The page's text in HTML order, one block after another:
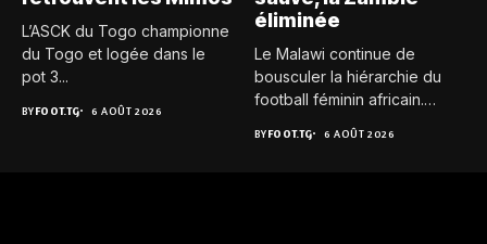
L’ASCK du Togo championne
du Togo et logée dans le
pot 3...
BYFOOT.TG 6 AOÛT 2026
éliminée
Le Malawi continue de
bousculer la hiérarchie du
football féminin africain.
BYFOOT.TG 6 AOÛT 2026